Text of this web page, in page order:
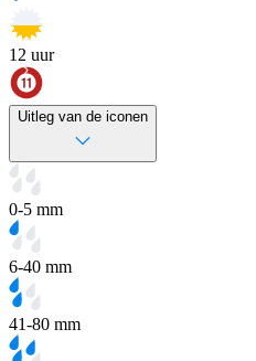
12 uur
Uitleg van de iconen
0-5 mm
6-40 mm
41-80 mm